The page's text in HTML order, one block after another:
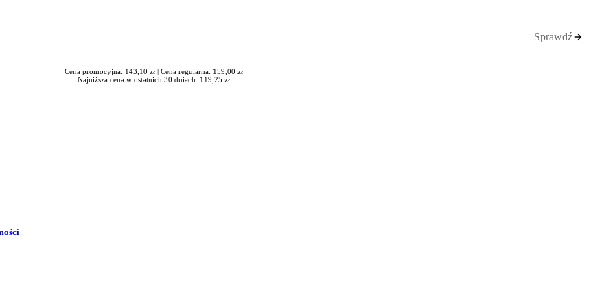
Sprawdź
Cena promocyjna: 143,10 zł | Cena regularna: 159,00 zł
Najniższa cena w ostatnich 30 dniach: 119,25 zł